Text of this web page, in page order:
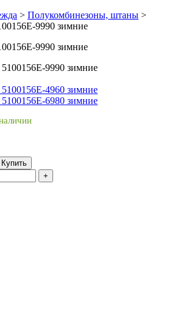
> Полукомбинезоны, штаны >
9990 зимние
9990 зимние
Купить
+